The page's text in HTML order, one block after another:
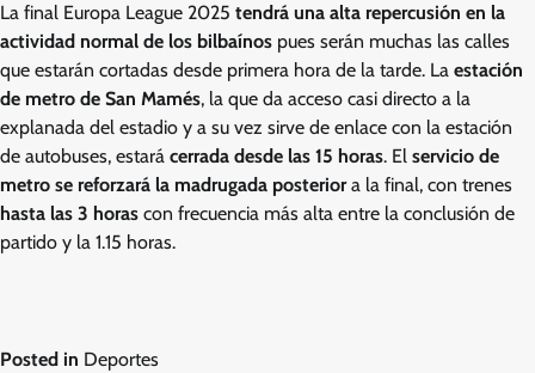
La final Europa League 2025 tendrá una alta repercusión en la
actividad normal de los bilbaínos pues serán muchas las calles
que estarán cortadas desde primera hora de la tarde. La estación
de metro de San Mamés, la que da acceso casi directo a la
explanada del estadio y a su vez sirve de enlace con la estación
de autobuses, estará cerrada desde las 15 horas. El servicio de
metro se reforzará la madrugada posteriora la final, con trenes
hasta las 3 horas con frecuencia más alta entre la conclusión de
partido y la 1.15 horas.
Posted in Deportes